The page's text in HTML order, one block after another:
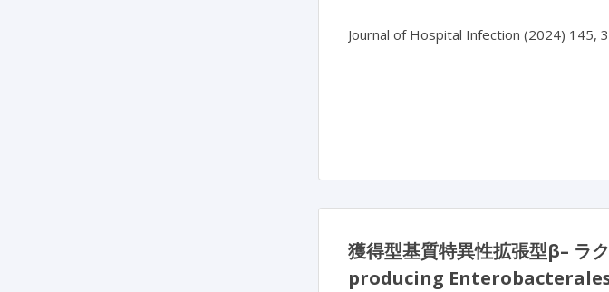
Journal of Hospital Infection (2024) 145,
獲得型基質特異性拡張型β–
producing Enterobacterales